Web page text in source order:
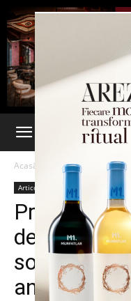
Acasă Articole
Articole
demis de
solicitarea
anunțat că